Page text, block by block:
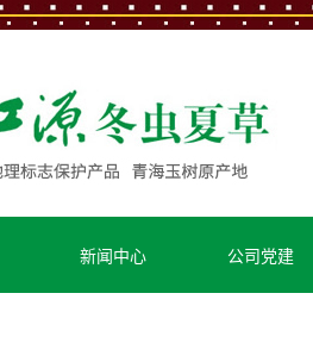
新闻中心 公司党建